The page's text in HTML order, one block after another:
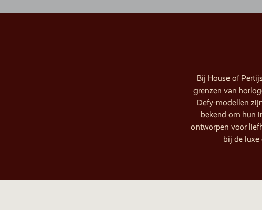
Bij House of
grenzen van
Defy-modellen
bekend om hun
ontworpen voor
bij de luxe